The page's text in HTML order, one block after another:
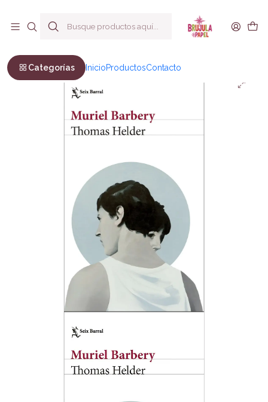
Categorías InicioProductosContacto
Thomas Helder